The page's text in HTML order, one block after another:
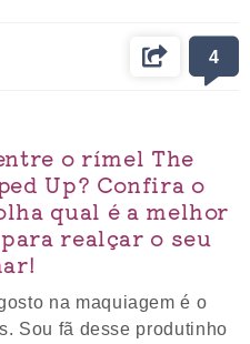
4
o rímel The
Up? Confira o
qual é a melhor
realçar o seu
na maquiagem é o
Sou fã desse produtinho